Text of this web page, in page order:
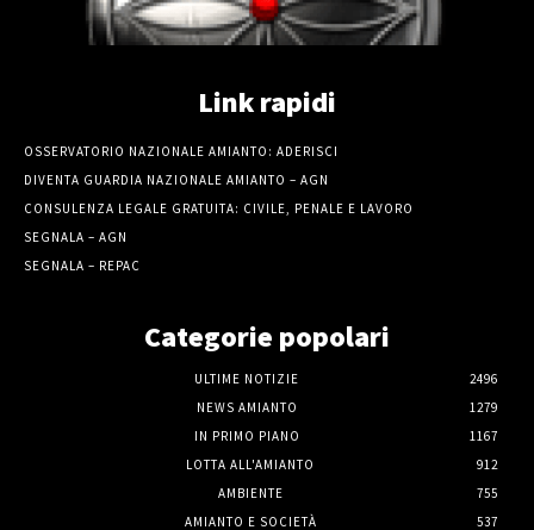
Link rapidi
OSSERVATORIO NAZIONALE AMIANTO: ADERISCI
DIVENTA GUARDIA NAZIONALE AMIANTO – AGN
CONSULENZA LEGALE GRATUITA: CIVILE, PENALE E LAVORO
SEGNALA – AGN
SEGNALA – REPAC
Categorie popolari
ULTIME NOTIZIE
2496
NEWS AMIANTO
1279
IN PRIMO PIANO
1167
LOTTA ALL'AMIANTO
912
AMBIENTE
755
AMIANTO E SOCIETÀ
537